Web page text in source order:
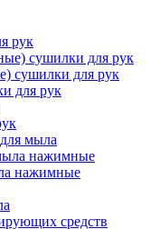
рук
сушилки для рук
для рук
мыла
нажимные